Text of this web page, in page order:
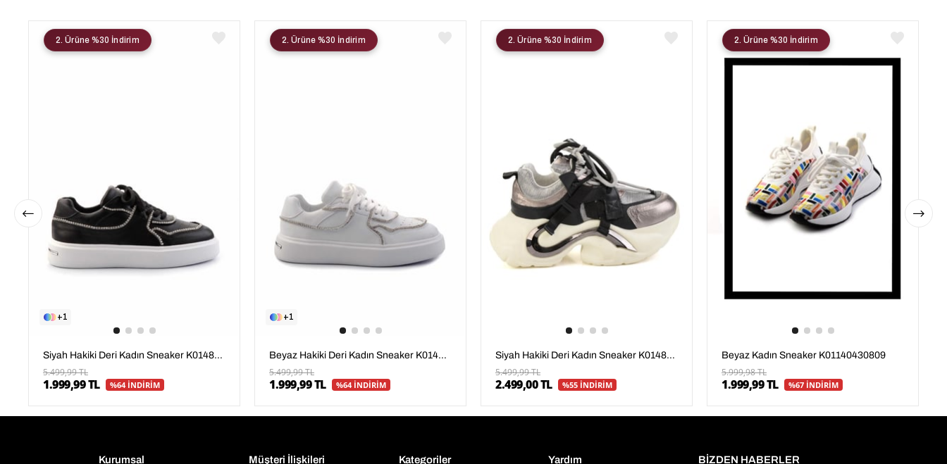
1
Siyah Hakiki Deri Kadın Sneaker K01480136703
5.499,99 TL
1.999,99 TL %64 İNDİRİM
2. Ürüne %30 İndirim
1
Beyaz Hakiki Deri Kadın Sneaker K01480136703
5.499,99 TL
1.999,99 TL %64 İNDİRİM
2. Ürüne %30 İndirim
Siyah Hakiki Deri Kadın Sneaker K01480005303
5.499,99 TL
2.499,00 TL %55 İNDİRİM
2. Ürüne %30 İndirim
Beyaz Kadın Sneaker K01140430809
5.999,98 TL
1.999,99 TL %67 İNDİRİM
2. Ürüne %30 İndirim
Kurumsal Müşteri İlişkileri Kategoriler Yardım BİZDEN HABERLER